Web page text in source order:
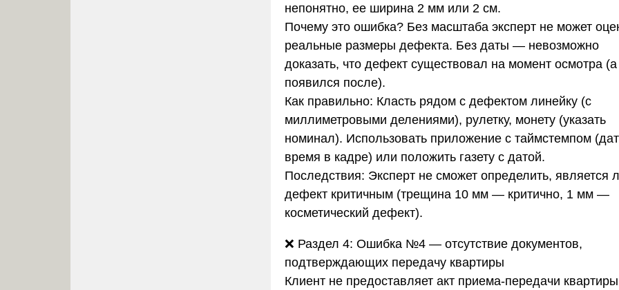
непонятно, ее ширина 2 мм или 2 см.
Почему это ошибка? Без масштаба эксперт не может
реальные размеры дефекта. Без даты — невозможно
доказать, что дефект существовал на момент осмотра
появился после).
Как правильно: Класть рядом с дефектом линейку (с
миллиметровыми делениями), рулетку, монету (указать
номинал). Использовать приложение с таймстемпом
время в кадре) или положить газету с датой.
Последствия: Эксперт не сможет определить, является
дефект критичным (трещина 10 мм — критично, 1 мм —
косметический дефект).
❌ Раздел 4: Ошибка №4 — отсутствие документов,
подтверждающих передачу квартиры
Клиент не предоставляет акт приема-передачи квартиры